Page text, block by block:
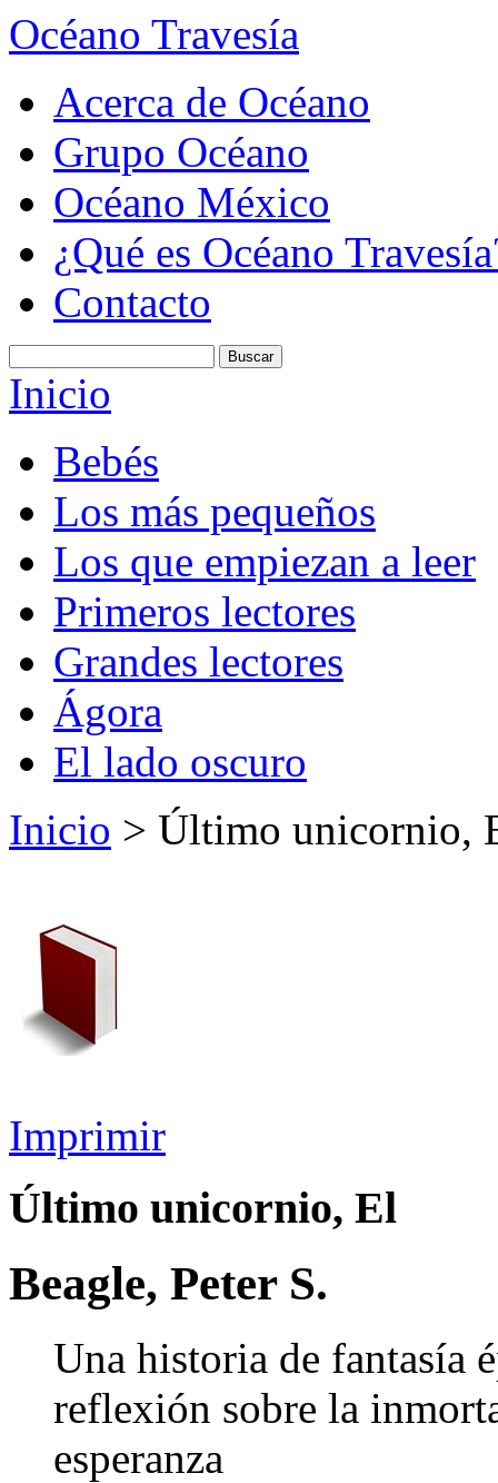
Océano Travesía
Acerca de Océano
Grupo Océano
Océano México
¿Qué es Océano
Contacto
Inicio
Bebés
Los más pequeños
Los que empiezan a leer
Primeros lectores
Grandes lectores
Ágora
El lado oscuro
Inicio > Último unicornio,
Imprimir
Último unicornio, El
Beagle, Peter S.
Una historia de fantasía
reflexión sobre la
esperanza